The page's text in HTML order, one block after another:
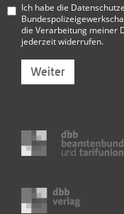
Ich habe die
die Verarbeitung meiner
jederzeit widerrufen.
Weiter